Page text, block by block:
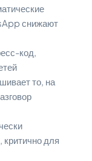
снижают
код,
то, на
критично для